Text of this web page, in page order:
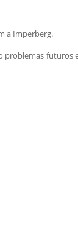
a Imperberg.
problemas futuros